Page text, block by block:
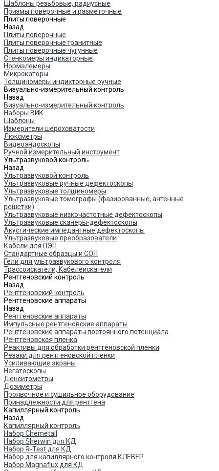
Шаблоны резьбовые, радиусные
Призмы поверочные и разметочные
Плиты поверочные
Назад
Плиты поверочные
Плиты поверочные гранитные
Плиты поверочные чугунные
Стенкомеры индикаторные
Нормалемеры
Микрокаторы
Толщиномеры индикторные ручные
Визуально-измерительный контроль
Назад
Визуально-измерительный контроль
Наборы ВИК
Шаблоны
Измерители шероховатости
Люксметры
Видеоэндоскопы
Ручной измерительный инструмент
Ультразвуковой контроль
Назад
Ультразвуковой контроль
Ультразвуковые ручные дефектоскопы
Ультразвуковые толщиномеры
Ультразвуковые томографы (фазированные, антенные
решетки)
Ультразвуковые низкочастотные дефектоскопы
Ультразвуковые сканеры-дефектоскопы
Акустические импедантные дефектоскопы
Ультразвуковые преобразователи
Кабели для ПЭП
Стандартные образцы и СОП
Гели для ультразвукового контроля
Трассоискатели, Кабелеискатели
Рентгеновский контроль
Назад
Рентгеновский контроль
Рентгеновские аппараты
Назад
Рентгеновские аппараты
Импульсные рентгеновские аппараты
Рентгеновские аппараты постоянного потенциала
Рентгеновская пленка
Реактивы для обработки рентгеновской пленки
Резаки для рентгеновской пленки
Усиливающие экраны
Негатоскопы
Денситометры
Дозиметры
Проявочное и сушильное оборудование
Принадлежности для рентгена
Капиллярный контроль
Назад
Капиллярный контроль
Набор Chemetall
Набор Sherwin для КД
Набор R-Test для КД
Набор для капиллярного контроля КЛЕВЕР
Набор Magnaflux для КД